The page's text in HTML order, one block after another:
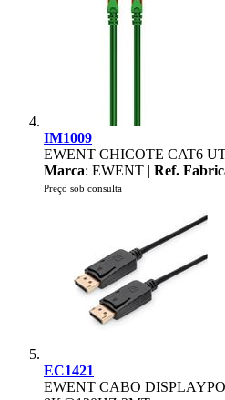
IM1009
EWENT CHICOTE CAT6
Marca: EWENT | Ref.
Preço sob consulta
EC1421
EWENT CABO